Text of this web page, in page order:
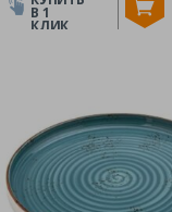
В 1
КЛИК